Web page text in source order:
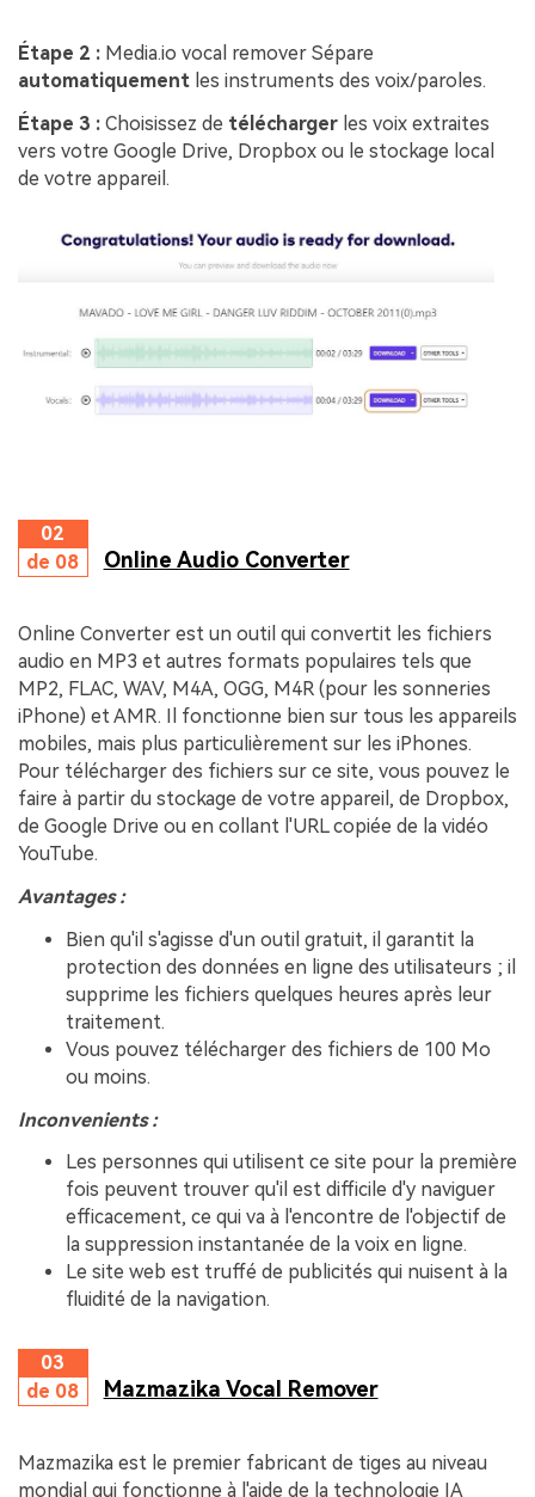
Étape 2 : Media.io vocal remover Sépare
automatiquement les instruments des voix/paroles.
Étape 3 : Choisissez de télécharger les voix extraites
vers votre Google Drive, Dropbox ou le stockage local
de votre appareil.
02
de 08
Online Audio Converter
Online Converter est un outil qui convertit les fichiers
audio en MP3 et autres formats populaires tels que
MP2, FLAC, WAV, M4A, OGG, M4R (pour les sonneries
iPhone) et AMR. Il fonctionne bien sur tous les appareils
mobiles, mais plus particulièrement sur les iPhones.
Pour télécharger des fichiers sur ce site, vous pouvez le
faire à partir du stockage de votre appareil, de Dropbox,
de Google Drive ou en collant l'URL copiée de la vidéo
YouTube.
Avantages :
Bien qu'il s'agisse d'un outil gratuit, il garantit la
protection des données en ligne des utilisateurs ; il
supprime les fichiers quelques heures après leur
traitement.
Vous pouvez télécharger des fichiers de 100 Mo
ou moins.
Inconvenients :
Les personnes qui utilisent ce site pour la première
fois peuvent trouver qu'il est difficile d'y naviguer
efficacement, ce qui va à l'encontre de l'objectif de
la suppression instantanée de la voix en ligne.
Le site web est truffé de publicités qui nuisent à la
fluidité de la navigation.
03
de 08
Mazmazika Vocal Remover
Mazmazika est le premier fabricant de tiges au niveau
mondial qui fonctionne à l'aide de la technologie IA